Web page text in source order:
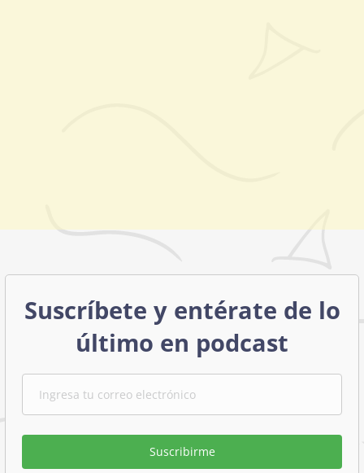
Suscríbete y entérate de lo
último en podcast
Suscribirme